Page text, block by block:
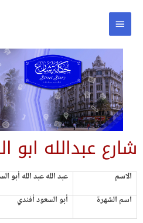
شارع عبدالله ابو
الاسم
عبد الله عبد الله أبو
اسم الشهرة
أبو السعود أفندي